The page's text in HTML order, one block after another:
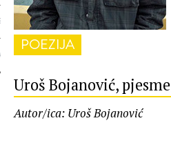
POEZIJA
Uroš Bojanović, pjesme
Autor/ica: Uroš Bojanović